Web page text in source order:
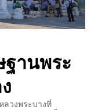
ฐานพระ
ลวงพระบางที่